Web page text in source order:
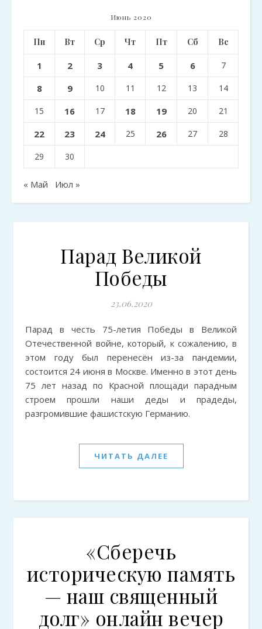
Июнь 2020
Пн Вт Ср Чт Пт Сб Вс
1 2 3 4 5 6 7
8 9 10 11 12 13 14
15 16 17 18 19 20 21
22 23 24 25 26 27 28
29 30
« Май Июл »
Парад Великой
Победы
23.06.2020
Парад в честь 75-летия Победы в Великой
Отечественной войне, который, к сожалению, в
этом году был перенесён из-за пандемии,
состоится 24 июня в Москве. Именно в этот день
75 лет назад по Красной площади парадным
строем прошли наши деды и прадеды,
разгромившие фашистскую Германию.
ЧИТАТЬ ДАЛЕЕ
«Сберечь
историческую память
— наш священный
долг» онлайн вечер